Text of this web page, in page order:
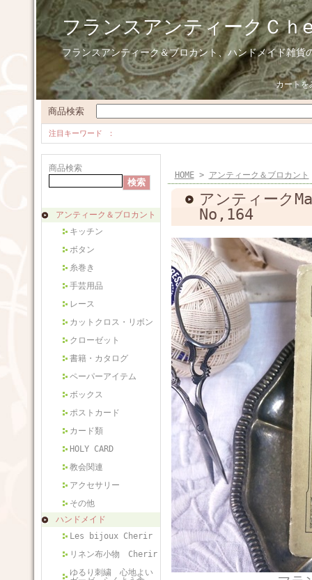
フランスアンティークＣｈ
フランスアンティーク＆ブロカント、ハンドメイド雑貨
カートを
商品検索
注目キーワード
商品検索
アンティーク＆ブロカント
キッチン
ボタン
糸巻き
手芸用品
レース
カットクロス・リボン
クローゼット
書籍・カタログ
ペーパーアイテム
ボックス
ポストカード
カード類
HOLY CARD
教会関連
アクセサリー
その他
ハンドメイド
Les bijoux Cherir
リネン布小物 Cherir
ゆるり刺繍 心地よい
HOME> アンティーク＆ブロカント
アンティーク
No,164